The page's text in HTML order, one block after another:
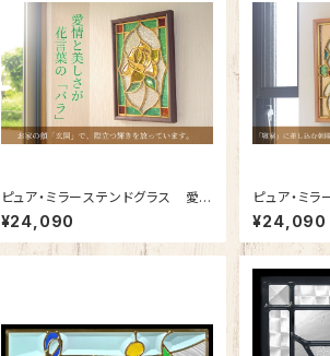
ピュア・ミラーステンドグラス 愛情
の「バラ」SH-PS01
¥24,090
ピュア・ミ
守る「ドリー
S02
¥24,090